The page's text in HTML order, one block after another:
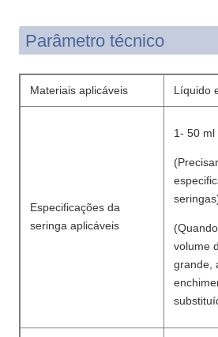
Parâmetro técnico
Materiais aplicáveis Líquido
Especificações da
seringa aplicáveis
1- 50 ml
volume
grande,